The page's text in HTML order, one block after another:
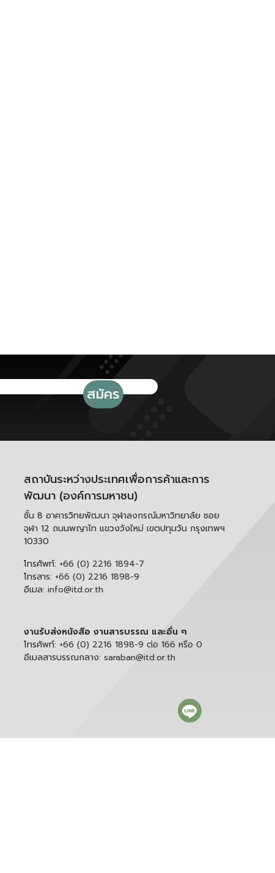
สถาบันระหว่างประเทศเพื่อการค้าและการ
พัฒนา (องค์การมหาชน)
ชั้น 8 อาคารวิทยพัฒนา จุฬาลงกรณ์มหาวิทยาลัย ซอย
จุฬา 12 ถนนพญาไท แขวงวังใหม่ เขตปทุมวัน กรุงเทพฯ
10330
โทรศัพท์: +66 (0) 2216 1894-7
โทรสาร: +66 (0) 2216 1898-9
อีเมล: info@itd.or.th
งานรับส่งหนังสือ งานสารบรรณ และอื่น ๆ
โทรศัพท์: +66 (0) 2216 1898-9 ต่อ 166 หรือ 0
อีเมลสารบรรณกลาง: saraban@itd.or.th